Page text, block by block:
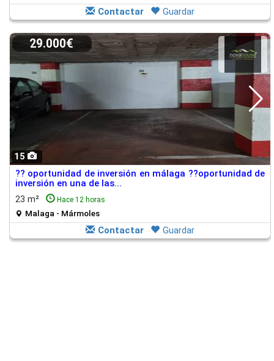
Contactar Guardar
15
29.000€
?? oportunidad de inversión en málaga ??oportunidad de
inversión en una de las...
23 m²
Hace 12 horas
Malaga - Mármoles
Contactar Guardar